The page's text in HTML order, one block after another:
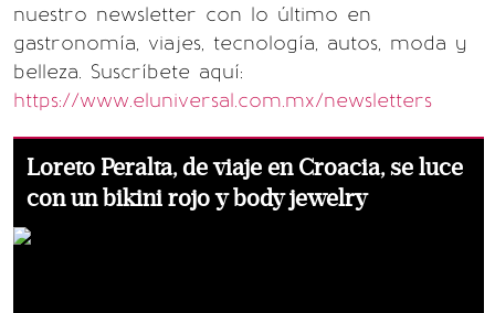
nuestro newsletter con lo último en
gastronomía, viajes, tecnología, autos, moda y
belleza. Suscríbete aquí:
https://www.eluniversal.com.mx/newsletters
Loreto Peralta, de viaje en Croacia, se luce
con un bikini rojo y body jewelry